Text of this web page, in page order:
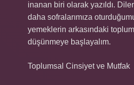
inanan biri olarak yazıldı.
daha sofralarımıza
yemeklerin arkasındaki
düşünmeye başlayalım.
Toplumsal Cinsiyet ve Mutfak